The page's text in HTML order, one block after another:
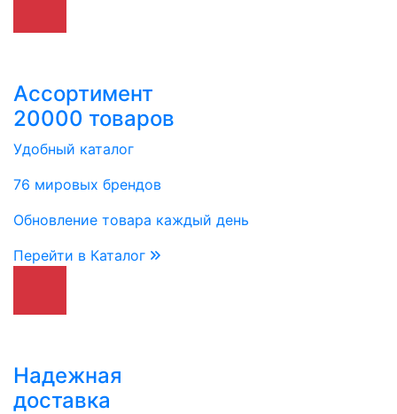
Ассортимент
20000 товаров
Удобный каталог
76 мировых брендов
Обновление товара каждый день
Перейти в Каталог
Надежная
доставка